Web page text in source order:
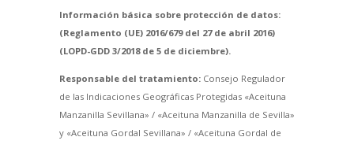
Información básica sobre protección de datos:
(Reglamento (UE) 2016/679 del 27 de abril 2016)
(LOPD-GDD 3/2018 de 5 de diciembre).
Responsable del tratamiento:Consejo Regulador
de las Indicaciones Geográficas Protegidas «Aceituna
Manzanilla Sevillana» / «Aceituna Manzanilla de Sevilla»
y «Aceituna Gordal Sevillana» / «Aceituna Gordal de